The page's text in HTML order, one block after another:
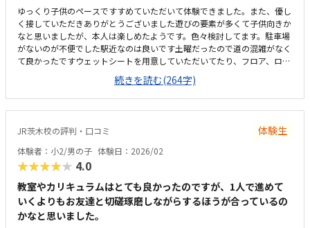
通り動くか確認→解体して片付けまた教室長や今回担当された方は、物腰
柔らかく子供にも優しく接して頂けた。80分は長いかなと思ったが、体感
では早く感じた。
ゆっくり子供のペースですすめていただいて体験できました。また、優し
く接していただきありがとうございました遊びの要素が多くて子供向きか
なと思いましたが、本人は楽しめたようです。色々検討してます。駐車場
がないのが不便でした駅近なのは良いです土曜だったので道の混雑がなく
て良かったですウェットシートを用意していただいてたり、フロア、ロビ
ーも綺麗にされていて良かったです。他の教室も同じような値段設定だっ
たかと思いますが、、、少し高いような感じもしましたタブレットをつか
ってプログラムを作りながらロボットを操作し、動かしたのが面白かった
続きを読む(264字)
JR茨木校の評判・口コミ 体験生
体験者：小2/男の子 体験日：2026/02
★★★★★ 4.0
教室やカリキュラムはとても良かったのですが、1人で進めて
いくよりもお友達と切磋琢磨しながらするほうが合っているの
かなと思いました。